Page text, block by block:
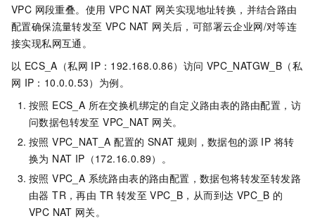
VPC 网段重叠。使用 VPC NAT 网关实现地址转换，并结合路由
配置确保流量转发至 VPC NAT 网关后，可部署云企业网/对等连
接实现私网互通。
以 ECS_A（私网 IP：192.168.0.86）访问 VPC_NATGW_B（私
网 IP：10.0.0.53）为例。
按照 ECS_A 所在交换机绑定的自定义路由表的路由配置，访
问数据包转发至 VPC_NAT 网关。
按照 VPC_NAT_A 配置的 SNAT 规则，数据包的源 IP 将转
换为 NAT IP（172.16.0.89）。
按照 VPC_A 系统路由表的路由配置，数据包将转发至转发路
由器 TR，再由 TR 转发至 VPC_B，从而到达 VPC_B 的
VPC NAT 网关。